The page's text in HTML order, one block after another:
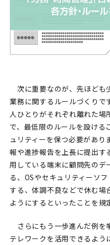
次に重要なのが、先ほども
業務に関するルールづくりで
人ひとりがそれぞれ離れた
で、最低限のルールを設ける
ュリティーを保つ必要があり
報や進捗報告を上長に提出す
用している端末に顧問先のデ
る、OSやセキュリティーソ
する、体調不良などで休む場
ようにするといったことを規
さらにもう一歩進んだ例を
テレワークを活用できるよう